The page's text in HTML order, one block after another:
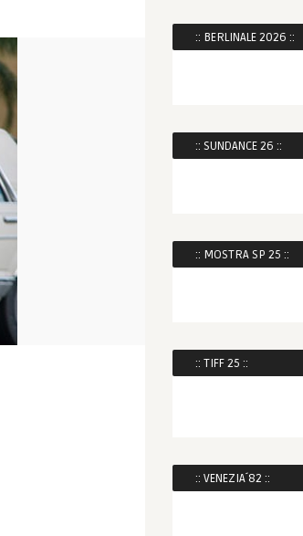
:: BERLINALE 2026 ::
:: SUNDANCE 26 ::
:: MOSTRA SP 25 ::
:: TIFF 25 ::
:: VENEZIA´82 ::